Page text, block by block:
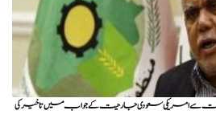
سے امریکی سعودی جارحیت کے جواب میں تاخیر کی